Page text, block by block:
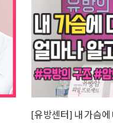
[유방센터] 내 가슴에